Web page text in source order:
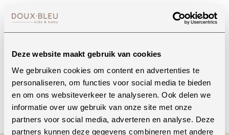
Deze website maakt gebruik van cookies
We gebruiken cookies om content en advertenties te
personaliseren, om functies voor social media te bieden
en om ons websiteverkeer te analyseren. Ook delen we
informatie over uw gebruik van onze site met onze
partners voor social media, adverteren en analyse. Deze
partners kunnen deze gegevens combineren met andere
Bekijk openingstijden
Bellen